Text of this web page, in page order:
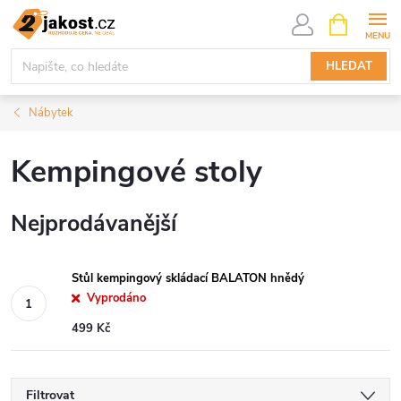
Přejít
obsah
HLEDAT
NÁKUPNÍ
KOŠÍK
Nábytek
Kempingové stoly
Nejprodávanější
Stůl kempingový skládací BALATON hnědý
Vyprodáno
499 Kč
Filtrovat